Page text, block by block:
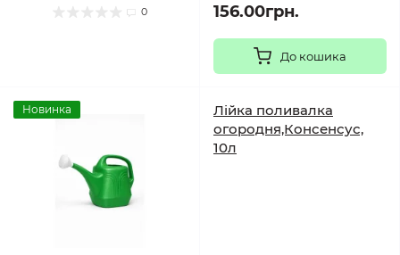
0 156.00грн.
До кошика
Новинка
Лійка поливалка
огородня,Консенсус,
10л